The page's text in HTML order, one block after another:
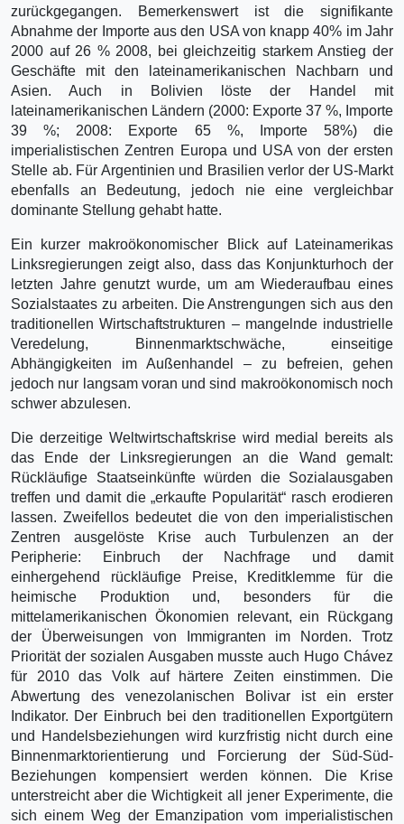
zurückgegangen. Bemerkenswert ist die signifikante
Abnahme der Importe aus den USA von knapp 40% im Jahr
2000 auf 26 % 2008, bei gleichzeitig starkem Anstieg der
Geschäfte mit den lateinamerikanischen Nachbarn und
Asien. Auch in Bolivien löste der Handel mit
lateinamerikanischen Ländern (2000: Exporte 37 %, Importe
39 %; 2008: Exporte 65 %, Importe 58%) die
imperialistischen Zentren Europa und USA von der ersten
Stelle ab. Für Argentinien und Brasilien verlor der US-Markt
ebenfalls an Bedeutung, jedoch nie eine vergleichbar
dominante Stellung gehabt hatte.
Ein kurzer makroökonomischer Blick auf Lateinamerikas
Linksregierungen zeigt also, dass das Konjunkturhoch der
letzten Jahre genutzt wurde, um am Wiederaufbau eines
Sozialstaates zu arbeiten. Die Anstrengungen sich aus den
traditionellen Wirtschaftstrukturen – mangelnde industrielle
Veredelung, Binnenmarktschwäche, einseitige
Abhängigkeiten im Außenhandel – zu befreien, gehen
jedoch nur langsam voran und sind makroökonomisch noch
schwer abzulesen.
Die derzeitige Weltwirtschaftskrise wird medial bereits als
das Ende der Linksregierungen an die Wand gemalt:
Rückläufige Staatseinkünfte würden die Sozialausgaben
treffen und damit die „erkaufte Popularität“ rasch erodieren
lassen. Zweifellos bedeutet die von den imperialistischen
Zentren ausgelöste Krise auch Turbulenzen an der
Peripherie: Einbruch der Nachfrage und damit
einhergehend rückläufige Preise, Kreditklemme für die
heimische Produktion und, besonders für die
mittelamerikanischen Ökonomien relevant, ein Rückgang
der Überweisungen von Immigranten im Norden. Trotz
Priorität der sozialen Ausgaben musste auch Hugo Chávez
für 2010 das Volk auf härtere Zeiten einstimmen. Die
Abwertung des venezolanischen Bolivar ist ein erster
Indikator. Der Einbruch bei den traditionellen Exportgütern
und Handelsbeziehungen wird kurzfristig nicht durch eine
Binnenmarktorientierung und Forcierung der Süd-Süd-
Beziehungen kompensiert werden können. Die Krise
unterstreicht aber die Wichtigkeit all jener Experimente, die
sich einem Weg der Emanzipation vom imperialistischen